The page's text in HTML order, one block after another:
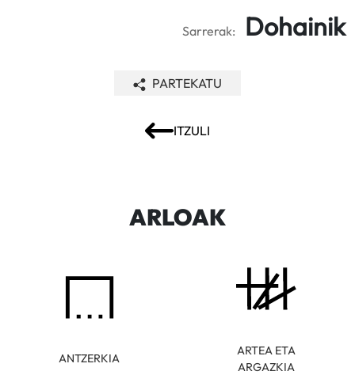
Sarrerak: Dohainik
ITZULI
PARTEKATU
ARLOAK
ANTZERKIA
ARTEA ETA
ARGAZKIA